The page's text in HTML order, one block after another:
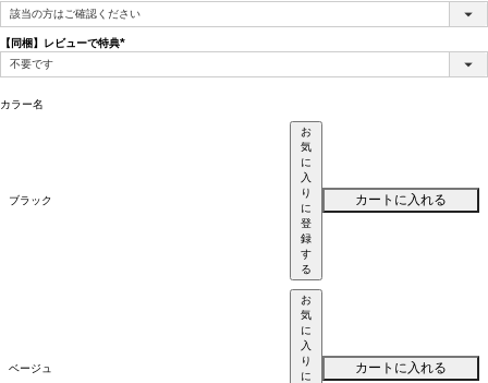
【同梱】レビューで特典
カラー名
ブラック
お
気
に
入
り
に
登
録
す
る
カートに入れる
ベージュ
お
気
に
入
り
に
カートに入れる